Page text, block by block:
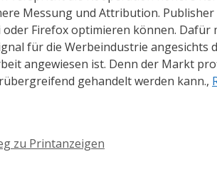
Messung und Attribution. Publisher
Firefox optimieren können. Dafür
für die Werbeindustrie angesichts
angewiesen ist. Denn der Markt
gehandelt werden kann.,
zu Printanzeigen